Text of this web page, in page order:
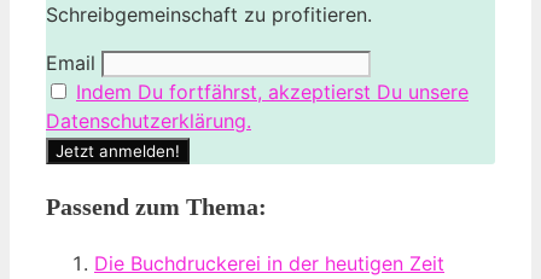
Schreibgemeinschaft zu profitieren.
Email
Indem Du fortfährst, akzeptierst Du unsere
Datenschutzerklärung.
Passend zum Thema:
Die Buchdruckerei in der heutigen Zeit